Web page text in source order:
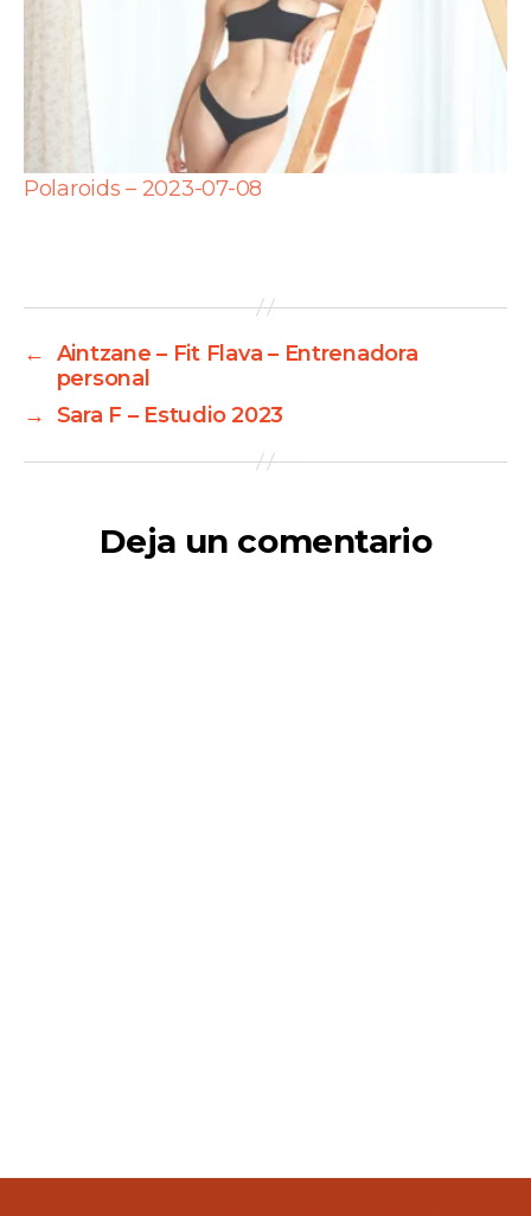
Polaroids – 2023-07-08
← Aintzane – Fit Flava – Entrenadora
personal
→ Sara F – Estudio 2023
Deja un comentario